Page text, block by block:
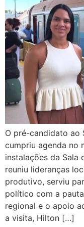
O pré-candidato ao
cumpriu agenda no
instalações da Sala
reuniu lideranças
produtivo, serviu
político com a
regional e o apoio
a visita, Hilton […]